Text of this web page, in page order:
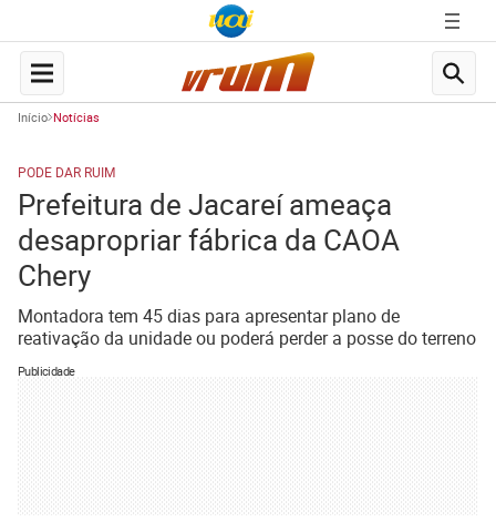
Início Notícias
PODE DAR RUIM
Prefeitura de Jacareí ameaça
desapropriar fábrica da CAOA
Chery
Montadora tem 45 dias para apresentar plano de
reativação da unidade ou poderá perder a posse do terreno
Publicidade